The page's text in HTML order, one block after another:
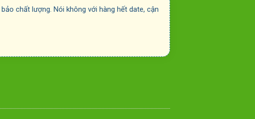
chất lượng. Nói không với hàng hết date, cận